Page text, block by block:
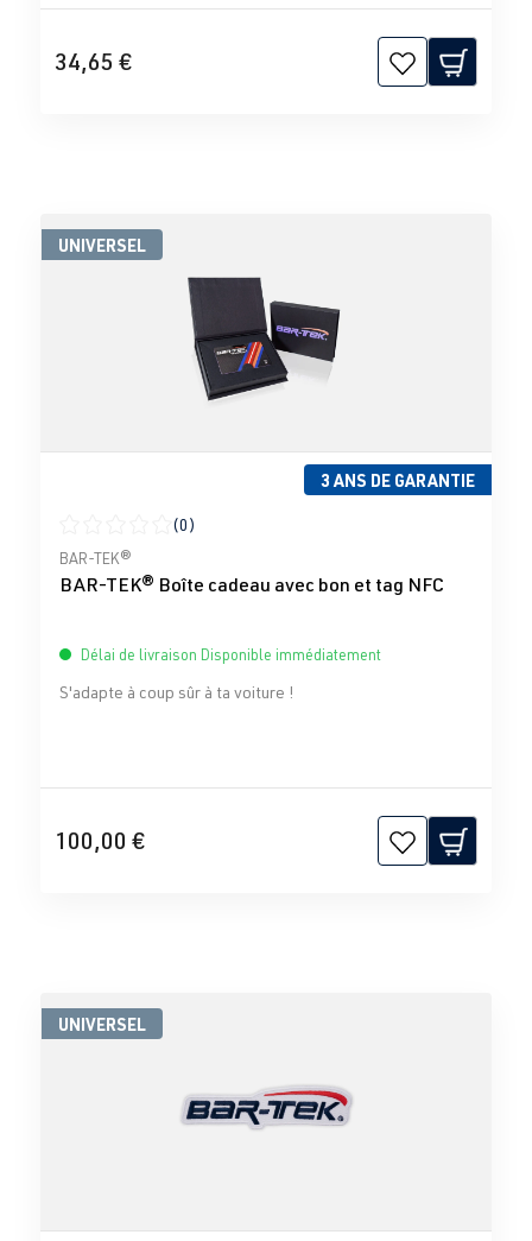
34,65 €
UNIVERSEL
3 ANS DE GARANTIE
Note moyenne de 0 sur 5 étoiles
(0)
BAR-TEK®
BAR-TEK® Boîte cadeau avec bon et tag NFC
Délai de livraison Disponible immédiatement
S'adapte à coup sûr à ta voiture !
100,00 €
UNIVERSEL